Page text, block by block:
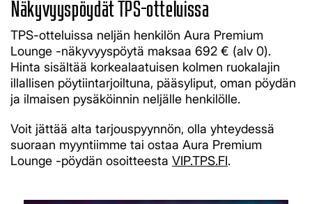
Näkyvyyspöydät TPS-otteluissa
TPS-otteluissa neljän henkilön Aura Premium
Lounge -näkyvyyspöytä maksaa 692 € (alv 0).
Hinta sisältää korkealaatuisen kolmen ruokalajin
illallisen pöytiintarjoiltuna, pääsyliput, oman pöydän
ja ilmaisen pysäköinnin neljälle henkilölle.
Voit jättää alta tarjouspyynnön, olla yhteydessä
suoraan myyntiimme tai ostaa Aura Premium
Lounge -pöydän osoitteesta VIP.TPS.FI.